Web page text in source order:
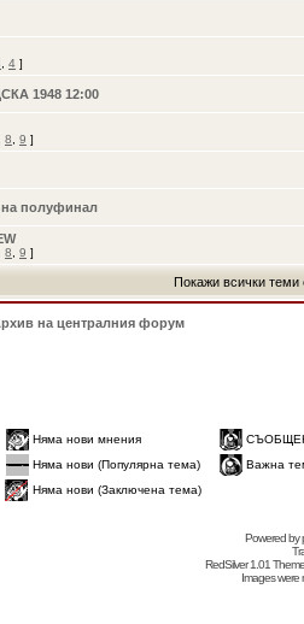
4 ]
1948 12:00
8 9 ]
полуфинал
8 9 ]
Покажи всички теми
на централния форум
Няма нови мнения
Няма нови (Популярна тема)
Важна
Няма нови (Заключена тема)
Powered by
RedSilver 1.01
Images were